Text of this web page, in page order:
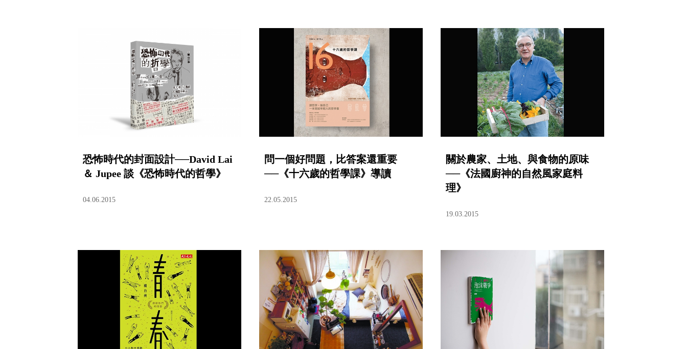
恐怖時代的封面設計──David Lai
＆ Jupee 談《恐怖時代的哲學》
04.06.2015
問一個好問題，比答案還重要
──《十六歲的哲學課》導讀
22.05.2015
關於農家、土地、與食物的原味
──《法國廚神的自然風家庭料
理》
19.03.2015